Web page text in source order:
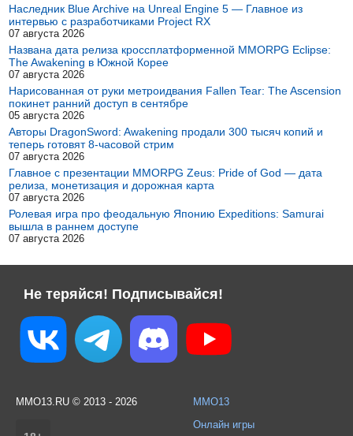
Наследник Blue Archive на Unreal Engine 5 — Главное из
интервью с разработчиками Project RX
07 августа 2026
Названа дата релиза кроссплатформенной MMORPG Eclipse:
The Awakening в Южной Корее
07 августа 2026
Нарисованная от руки метроидвания Fallen Tear: The Ascension
покинет ранний доступ в сентябре
05 августа 2026
Авторы DragonSword: Awakening продали 300 тысяч копий и
теперь готовят 8-часовой стрим
07 августа 2026
Главное с презентации MMORPG Zeus: Pride of God — дата
релиза, монетизация и дорожная карта
07 августа 2026
Ролевая игра про феодальную Японию Expeditions: Samurai
вышла в раннем доступе
07 августа 2026
Не теряйся! Подписывайся!
MMO13.RU © 2013 - 2026
MMO13
Онлайн игры